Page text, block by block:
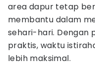
area dapur tetap
membantu dalam
sehari-hari. Dengan
praktis, waktu
lebih maksimal.